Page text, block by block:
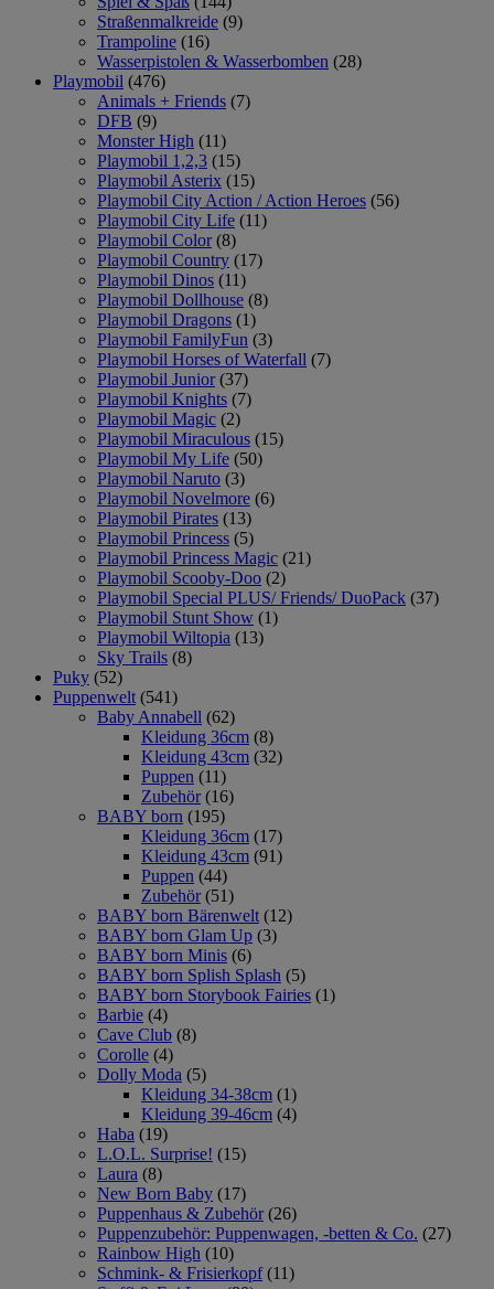
Straßenmalkreide (9)
Trampoline (16)
Wasserpistolen & Wasserbomben (28)
Playmobil (476)
Animals + Friends (7)
DFB (9)
Monster High (11)
Playmobil 1,2,3 (15)
Playmobil Asterix (15)
Playmobil City Action / Action Heroes (56)
Playmobil City Life (11)
Playmobil Color (8)
Playmobil Country (17)
Playmobil Dinos (11)
Playmobil Dollhouse (8)
Playmobil Dragons (1)
Playmobil FamilyFun (3)
Playmobil Horses of Waterfall (7)
Playmobil Junior (37)
Playmobil Knights (7)
Playmobil Magic (2)
Playmobil Miraculous (15)
Playmobil My Life (50)
Playmobil Naruto (3)
Playmobil Novelmore (6)
Playmobil Pirates (13)
Playmobil Princess (5)
Playmobil Princess Magic (21)
Playmobil Scooby-Doo (2)
Playmobil Special PLUS/ Friends/ DuoPack (37)
Playmobil Stunt Show (1)
Playmobil Wiltopia (13)
Sky Trails (8)
Puky (52)
Puppenwelt (541)
Baby Annabell (62)
Kleidung 36cm (8)
Kleidung 43cm (32)
Puppen (11)
Zubehör (16)
BABY born (195)
Kleidung 36cm (17)
Kleidung 43cm (91)
Puppen (44)
Zubehör (51)
BABY born Bärenwelt (12)
BABY born Glam Up (3)
BABY born Minis (6)
BABY born Splish Splash (5)
BABY born Storybook Fairies (1)
Barbie (4)
Cave Club (8)
Corolle (4)
Dolly Moda (5)
Kleidung 34-38cm (1)
Kleidung 39-46cm (4)
Haba (19)
L.O.L. Surprise! (15)
Laura (8)
New Born Baby (17)
Puppenhaus & Zubehör (26)
Puppenzubehör: Puppenwagen, -betten & Co. (27)
Rainbow High (10)
Schmink- & Frisierkopf (11)